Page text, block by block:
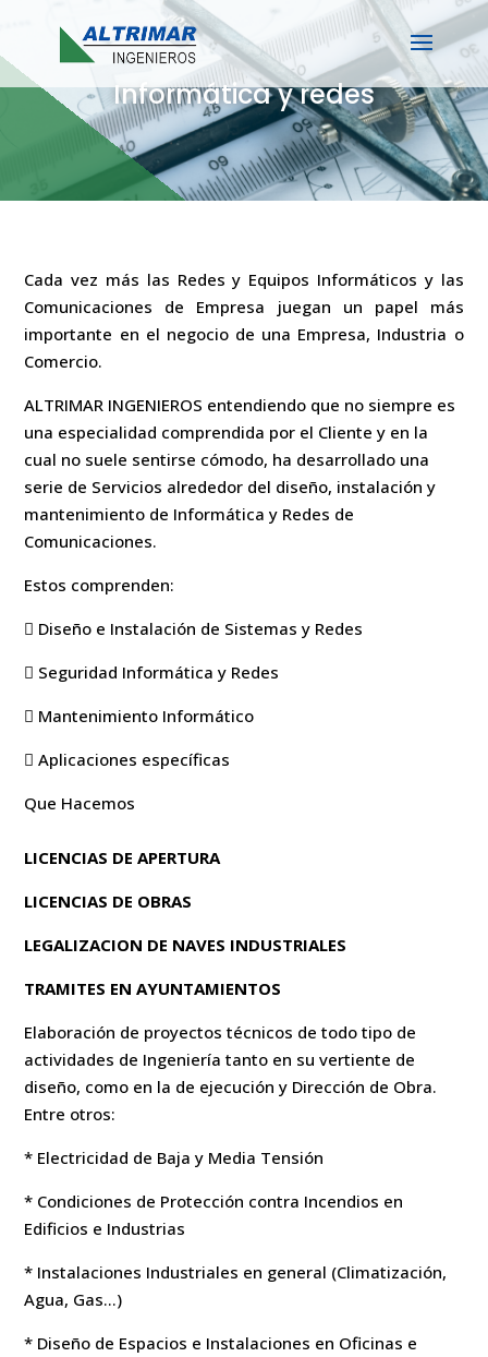
Informática y redes
Cada vez más las Redes y Equipos Informáticos y las
Comunicaciones de Empresa juegan un papel más
importante en el negocio de una Empresa, Industria o
Comercio.
ALTRIMAR INGENIEROS entendiendo que no siempre es
una especialidad comprendida por el Cliente y en la
cual no suele sentirse cómodo, ha desarrollado una
serie de Servicios alrededor del diseño, instalación y
mantenimiento de Informática y Redes de
Comunicaciones.
Estos comprenden:
 Diseño e Instalación de Sistemas y Redes
 Seguridad Informática y Redes
 Mantenimiento Informático
 Aplicaciones específicas
Que Hacemos
LICENCIAS DE APERTURA
LICENCIAS DE OBRAS
LEGALIZACION DE NAVES INDUSTRIALES
TRAMITES EN AYUNTAMIENTOS
Elaboración de proyectos técnicos de todo tipo de
actividades de Ingeniería tanto en su vertiente de
diseño, como en la de ejecución y Dirección de Obra.
Entre otros:
* Electricidad de Baja y Media Tensión
* Condiciones de Protección contra Incendios en
Edificios e Industrias
* Instalaciones Industriales en general (Climatización,
Agua, Gas…)
* Diseño de Espacios e Instalaciones en Oficinas e